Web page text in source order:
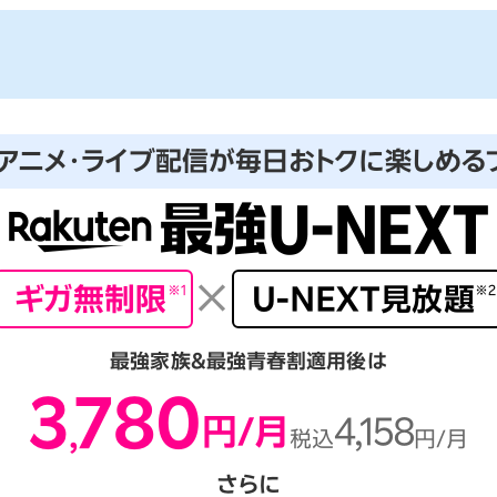
ニメ・ライブ配信が毎日おトクに楽しめる
ギガ無制限 ※1 × U-NEXT見放題※2
最強家族＆最強青春割適用後は
3,780 円/月 税込4,158円/月
さらに